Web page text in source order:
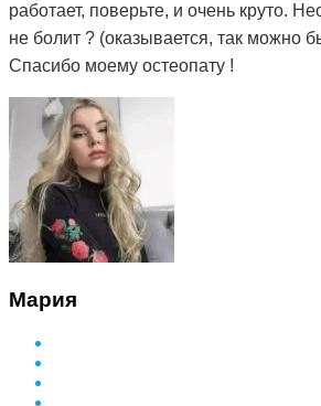
работает, поверьте, и очень круто.
не болит ? (оказывается, так можно
Спасибо моему остеопату !
Мария